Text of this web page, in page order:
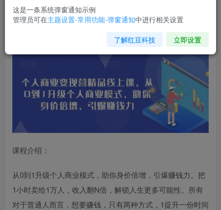
个人商业变现营精品线上课，从0到1升级个人商业模式，助
课程介绍：
从0到1升级个人商业模式，助你身价倍增，引爆赚钱力。把
1小时卖给1万人，收入翻N倍，解锁人生更多可能性。所有
对于普通人而言，想要赚钱，只有两种方式，1提升一份时间
这是一条系统弹窗通知示例
管理员可在主题设置-常用功能-弹窗通知中进行相关设置
了解红豆科技 立即设置